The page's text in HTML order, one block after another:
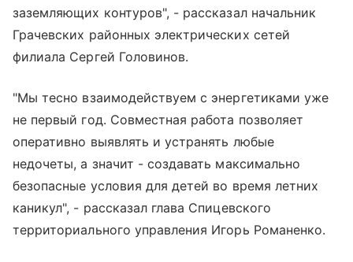
заземляющих контуров", - рассказал начальник
Грачевских районных электрических сетей
филиала Сергей Головинов.
"Мы тесно взаимодействуем с энергетиками уже
не первый год. Совместная работа позволяет
оперативно выявлять и устранять любые
недочеты, а значит - создавать максимально
безопасные условия для детей во время летних
каникул", - рассказал глава Спицевского
территориального управления Игорь Романенко.